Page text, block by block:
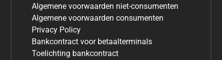
Algemene voorwaarden niet-consumenten
Algemene voorwaarden consumenten
Privacy Policy
Bankcontract voor betaalterminals
Toelichting bankcontract